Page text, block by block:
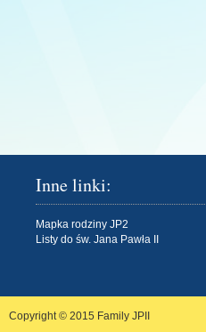
Inne linki:
Mapka rodziny JP2
Listy do św. Jana Pawła II
Copyright © 2015 Family JPII